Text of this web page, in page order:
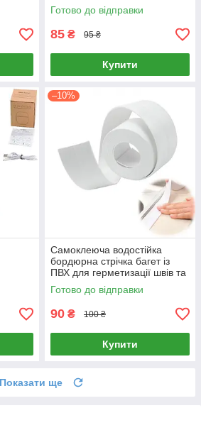
Готово до відправки
85 ₴ 95 ₴
Купити
–10%
Самоклеюча водостійка
бордюрна стрічка багет із
ПВХ для герметизації швів та
стиків (3.2 м х 37 мм, біла)
Готово до відправки
90 ₴ 100 ₴
Купити
Показати ще